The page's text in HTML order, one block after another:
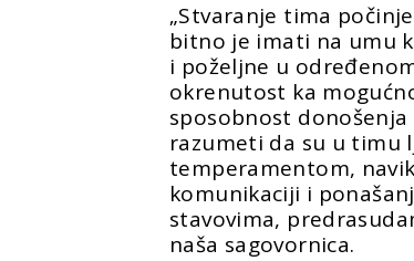
„Stvaranje tima
bitno je imati na umu
i poželjne u
okrenutost ka
sposobnost donošenja
razumeti da su u timu
temperamentom,
komunikaciji i
stavovima,
naša sagovornica.